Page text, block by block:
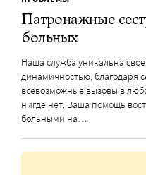
Патронажные
больных
Наша служба уникальна
динамичностью, благодаря
всевозможные вызовы в
нигде нет. Ваша помощь
больными на…